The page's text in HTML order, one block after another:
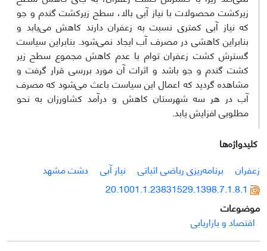
زیرکشت محصولات با نیاز آبی بالا، سطح زیرکشت گندم و جو
که نیاز آبی کمتری نسبت به زعفران دارند کاهش می‌یابد و
بنابراین کاهشی در مصرف آب ایجاد نمی‌شود. بنابراین سیاست
گسترش کشت زعفران توام با عدم کاهش مجموع سطح زیر
کشت گندم و جو باشد و اثرات آن مورد بررسی قرار گرفت و
مشاهده گردید که اعمال این سیاست باعث می‌شود که مصرف
آب در هر سه شهرستان کاهش و درآمد کشاورزان به نحو
مطلوبی افزایش یابد.
کلیدواژه‌ها
زعفران
برنامه‌ریزی ریاضی اثباتی نیاز آبی
دشت مشهد
20.1001.1.23831529.1398.7.1.8.1
موضوعات
اقتصاد و بازاریابی